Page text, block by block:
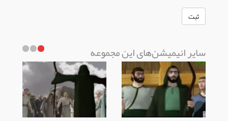
سایر انیمیشن‌های این مجموعه